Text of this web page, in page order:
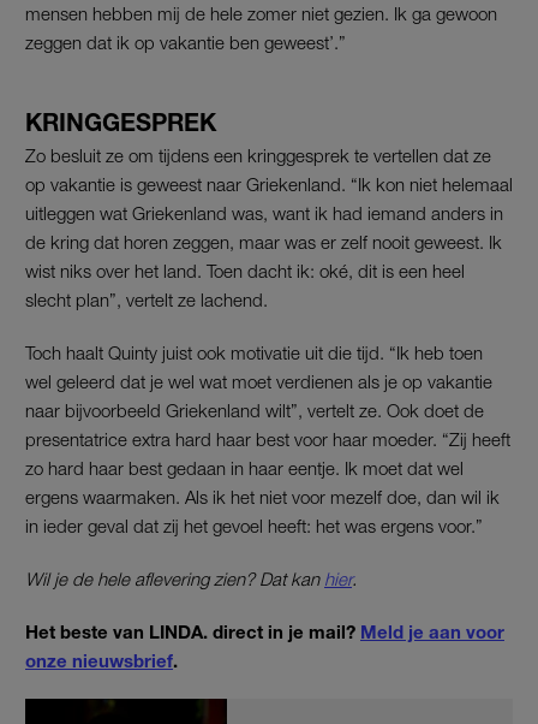
mensen hebben mij de hele zomer niet gezien. Ik ga gewoon
zeggen dat ik op vakantie ben geweest’.”
KRINGGESPREK
Zo besluit ze om tijdens een kringgesprek te vertellen dat ze
op vakantie is geweest naar Griekenland. “Ik kon niet helemaal
uitleggen wat Griekenland was, want ik had iemand anders in
de kring dat horen zeggen, maar was er zelf nooit geweest. Ik
wist niks over het land. Toen dacht ik: oké, dit is een heel
slecht plan”, vertelt ze lachend.
Toch haalt Quinty juist ook motivatie uit die tijd. “Ik heb toen
wel geleerd dat je wel wat moet verdienen als je op vakantie
naar bijvoorbeeld Griekenland wilt”, vertelt ze. Ook doet de
presentatrice extra hard haar best voor haar moeder. “Zij heeft
zo hard haar best gedaan in haar eentje. Ik moet dat wel
ergens waarmaken. Als ik het niet voor mezelf doe, dan wil ik
in ieder geval dat zij het gevoel heeft: het was ergens voor.”
Wil je de hele aflevering zien? Dat kan hier.
Het beste van LINDA. direct in je mail? Meld je aan voor
onze nieuwsbrief.